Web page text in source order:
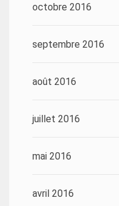
octobre 2016
septembre 2016
août 2016
juillet 2016
mai 2016
avril 2016